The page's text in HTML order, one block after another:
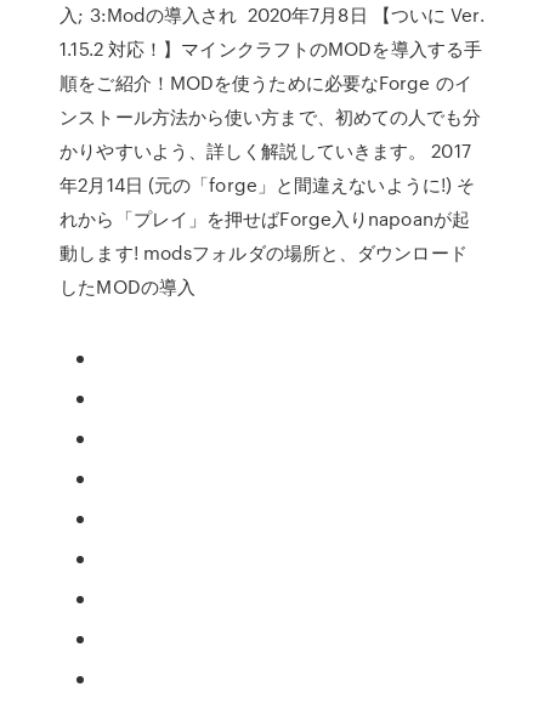
入; 3:Modの導入され 2020年7月8日 【ついに Ver.
1.15.2 対応！】マインクラフトのMODを導入する手
順をご紹介！MODを使うために必要なForge のイ
ンストール方法から使い方まで、初めての人でも分
かりやすいよう、詳しく解説していきます。 2017
年2月14日 (元の「forge」と間違えないように!) そ
れから「プレイ」を押せばForge入りnapoanが起
動します! modsフォルダの場所と、ダウンロード
したMODの導入